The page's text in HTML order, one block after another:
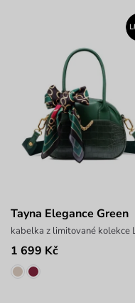
Tayna Elegance Green
1 699 Kč